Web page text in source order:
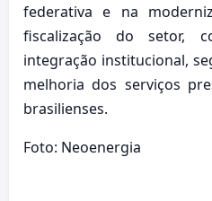
federativa e na
fiscalização do setor,
integração institucional,
melhoria dos serviços
brasilienses.
Foto: Neoenergia